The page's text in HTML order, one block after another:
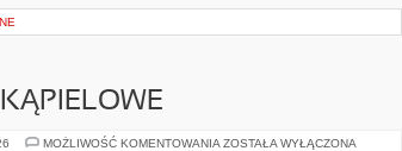
MOŻLIWOŚĆ KOMENTOWANIA BIELIZNA
ZOSTAŁA WYŁĄCZONA